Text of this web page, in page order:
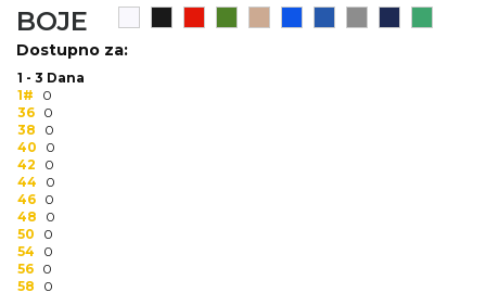
LAMPE
ZDRAVLJE I LEPOTA
DUKSEVI I KABANICE
KAČKETI, KAPE I ŠEŠIRI
POLO MAJICE
KOŠULJE
UNIFORME
TEKSTIL
BOJE
Dostupno za:
1 - 3 Dana
1#
0
36 0
38
0
40
0
42
0
44
0
46 0
48
0
50
0
54
0
56 0
58
0